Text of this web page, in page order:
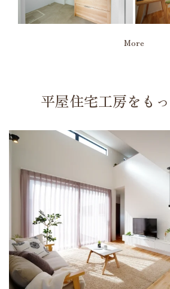
More
平屋住宅工房をも